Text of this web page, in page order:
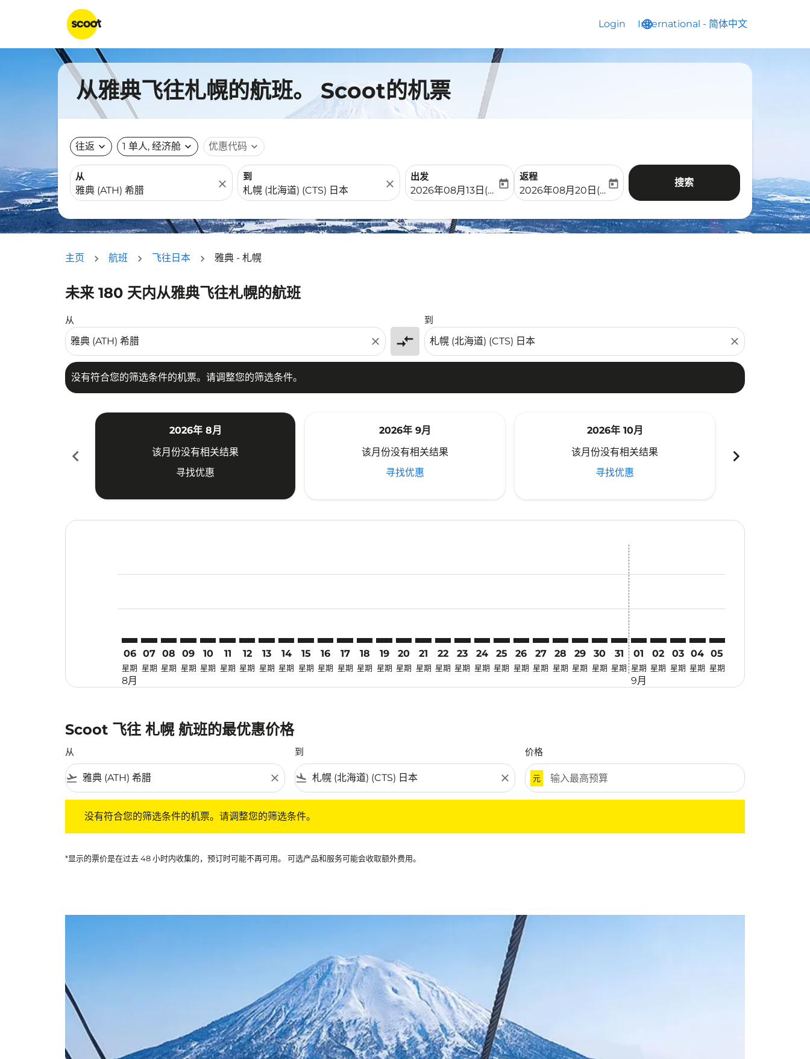
Login language
International - 简体中文
keyboard_arrow_down
从雅典飞往札幌的航班。 Scoot的机票
往返 expand_more 1 单人, 经济舱 expand_more 优惠代码 expand_more
从
close
到
close
出发
fc-booking-departure-date-aria-label
2026年08月13日(周四)
today
返程
fc-booking-return-date-aria-label
2026年08月20日(周四)
today 搜索
主页 航班 飞往日本 雅典 - 札幌
未来 180 天内从雅典飞往札幌的航班
从
close compare_arrows
到
close
没有符合您的筛选条件的机票。请调整您的筛选条件。
没有符合您的筛选条件的机票。请调整您的筛选条件。
chevron_left
2026年 8月
该月份没有相关结果
寻找优惠
2026年 9月
该月份没有相关结果
寻找优惠
2026年 10月
该月份没有相关结果
寻找优惠
chevron_right
06
星期
8月
07
星期
08
星期
09
星期
10
星期
11
星期
12
星期
13
星期
14
星期
15
星期
16
星期
17
星期
18
星期
19
星期
20
星期
21
星期
ATH–CTS: cmp-view-offers-disclaimer. 寻找优惠
22
星期
ATH–CTS: cmp-view-offers-disclaimer. 寻找优惠
23
星期
ATH–CTS: cmp-view-offers-disclaimer. 寻找优惠
24
星期
ATH–CTS: cmp-view-offers-disclaimer. 寻找优惠
25
星期
ATH–CTS: cmp-view-offers-disclaimer. 寻找优惠
26
星期
ATH–CTS: cmp-view-offers-disclaimer. 寻找优惠
27
星期
ATH–CTS: cmp-view-offers-disclaimer. 寻找优惠
28
星期
ATH–CTS: cmp-view-offers-disclaimer. 寻找优惠
29
星期
ATH–CTS: cmp-view-offers-disclaimer. 寻找优惠
30
星期
ATH–CTS: cmp-view-offers-disclaimer. 寻找
31
星期
01
星期
9月
02
星期
03
星期
04
星期
05
星期
Scoot 飞往 札幌 航班的最优惠价格
从
flight_takeoff close
到
flight_land close
价格
元
没有符合您的筛选条件的机票。请调整您的筛选条件。
*显示的票价是在过去 48 小时内收集的，预订时可能不再可用。 可选产品和服务可能会收取额外费用。